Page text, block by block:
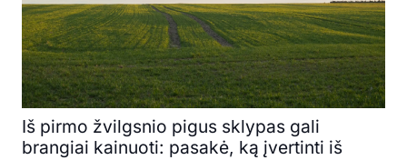
Iš pirmo žvilgsnio pigus sklypas gali
brangiai kainuoti: pasakė, ką įvertinti iš